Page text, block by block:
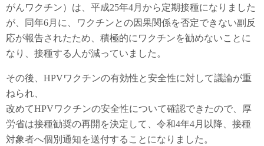
がんワクチン）は、平成25年4月から定期接種になりました
が、同年6月に、ワクチンとの因果関係を否定できない副反
応が報告されたため、積極的にワクチンを勧めないことに
なり、接種する人が減っていました。
その後、HPVワクチンの有効性と安全性に対して議論が重
ねられ、
改めてHPVワクチンの安全性について確認できたので、厚
労省は接種勧奨の再開を決定して、令和4年4月以降、接種
対象者へ個別通知を送付することになりました。